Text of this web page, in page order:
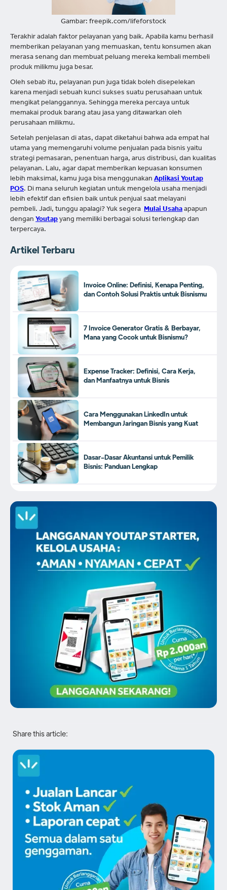
Gambar: freepik.com/lifeforstock
Terakhir adalah faktor pelayanan yang baik. Apabila kamu berhasil
memberikan pelayanan yang memuaskan, tentu konsumen akan
merasa senang dan membuat peluang mereka kembali membeli
produk milikmu juga besar.
Oleh sebab itu, pelayanan pun juga tidak boleh disepelekan
karena menjadi sebuah kunci sukses suatu perusahaan untuk
mengikat pelanggannya. Sehingga mereka percaya untuk
memakai produk barang atau jasa yang ditawarkan oleh
perusahaan milikmu.
Setelah penjelasan di atas, dapat diketahui bahwa ada empat hal
utama yang memengaruhi volume penjualan pada bisnis yaitu
strategi pemasaran, penentuan harga, arus distribusi, dan kualitas
pelayanan. Lalu, agar dapat memberikan kepuasan konsumen
lebih maksimal, kamu juga bisa menggunakan Aplikasi Youtap
POS. Di mana seluruh kegiatan untuk mengelola usaha menjadi
lebih efektif dan efisien baik untuk penjual saat melayani
pembeli. Jadi, tunggu apalagi? Yuk segera Mulai Usaha apapun
dengan Youtap yang memiliki berbagai solusi terlengkap dan
terpercaya.
Artikel Terbaru
Invoice Online: Definisi, Kenapa Penting,
dan Contoh Solusi Praktis untuk Bisnismu
7 Invoice Generator Gratis & Berbayar,
Mana yang Cocok untuk Bisnismu?
Expense Tracker: Definisi, Cara Kerja,
dan Manfaatnya untuk Bisnis
Cara Menggunakan LinkedIn untuk
Membangun Jaringan Bisnis yang Kuat
Dasar-Dasar Akuntansi untuk Pemilik
Bisnis: Panduan Lengkap
Share this article: